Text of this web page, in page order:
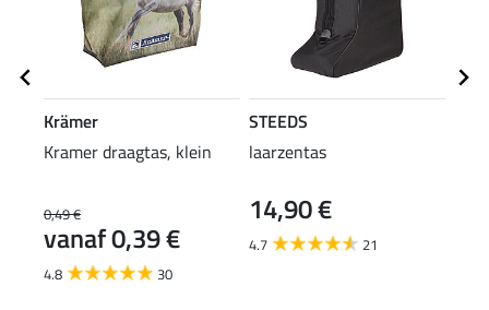
Krämer
Kramer draagtas, klein
0,49 €
vanaf 0,39 €
4.8 30
STEEDS
laarzentas
14,90 €
4.7 21